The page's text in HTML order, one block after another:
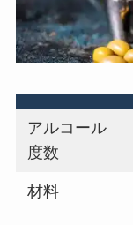
アルコール
度数
材料